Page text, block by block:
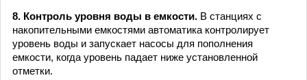
8. Контроль уровня воды в емкости. В станциях с
накопительными емкостями автоматика контролирует
уровень воды и запускает насосы для пополнения
емкости, когда уровень падает ниже установленной
отметки.